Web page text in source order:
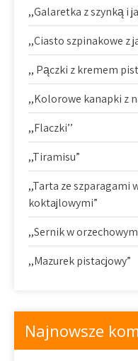
,,Galaretka z szynką i
,,Ciasto szpinakowe z
,, Pączki z kremem
,,Kolorowe kanapki z
,,Flaczki’’
,,Tiramisu”
,,Tarta ze szparagami
koktajlowymi”
,,Sernik w orzechowym
,,Mazurek pistacjowy”
Najnowsze